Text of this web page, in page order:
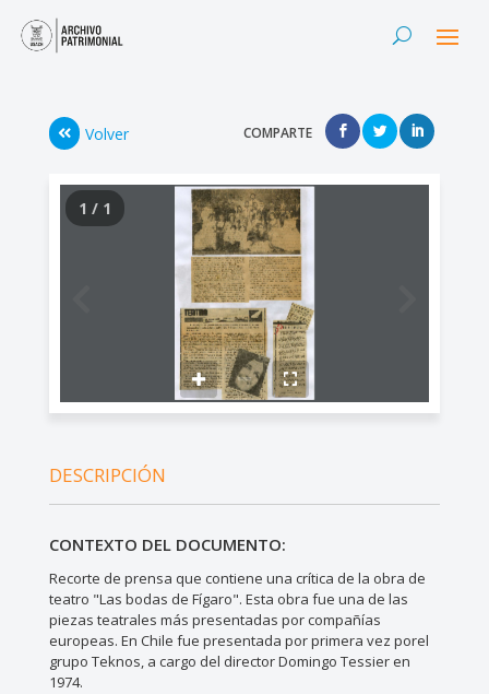
Volver COMPARTE
1 / 1
DESCRIPCIÓN
CONTEXTO DEL DOCUMENTO:
Recorte de prensa que contiene una crítica de la obra de
teatro "Las bodas de Fígaro". Esta obra fue una de las
piezas teatrales más presentadas por compañías
europeas. En Chile fue presentada por primera vez porel
grupo Teknos, a cargo del director Domingo Tessier en
1974.